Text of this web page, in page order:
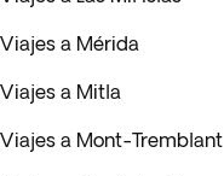
Viajes a Mérida
Viajes a Mitla
Viajes a Mont-Tremblant